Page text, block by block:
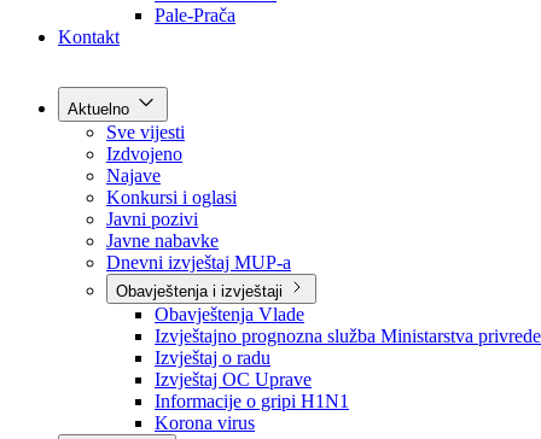
Općine
Kontakt
Aktuelno
Sve vijesti
Izdvojeno
Najave
Konkursi i oglasi
Javni pozivi
Javne nabavke
Dnevni izvještaj MUP-a
Obavještenja i izvještaji
Obavještenja Vlade
Izvještajno prognozna služba Ministarstva privrede
Izvještaj o radu